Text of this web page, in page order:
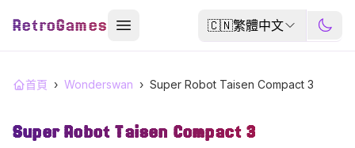
RetroGames 🇨🇳繁體中文
首頁 › Wonderswan › Super Robot Taisen Compact 3
Super Robot Taisen Compact 3